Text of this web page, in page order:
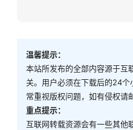
温馨提示：
本站所发布的全部内容源于互
关。用户必须在下载后的24
常重视版权问题，如有侵权请
重点提示：
互联网转载资源会有一些其他